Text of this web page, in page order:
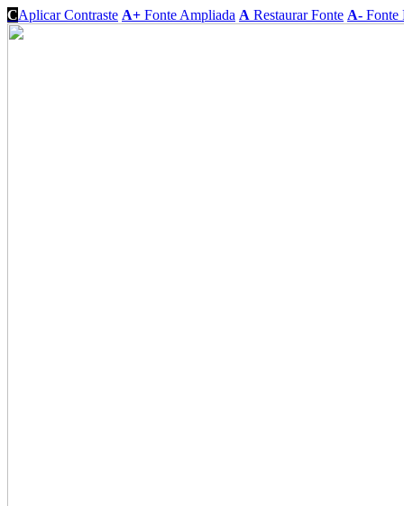
CAplicar Contraste A+ Fonte Ampliada A Restaurar Fonte A- Fonte